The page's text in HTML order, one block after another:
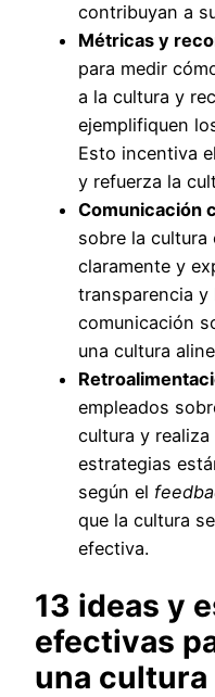
contribuyan a
Métricas y
para medir
a la cultura y
ejemplifiquen
Esto incentiva
y refuerza la
Comunicación
sobre la cultura
claramente y
transparencia y
comunicación
una cultura
empleados
cultura y
estrategias
según el
que la cultura
efectiva.
13 ideas y
efectivas
una cultura